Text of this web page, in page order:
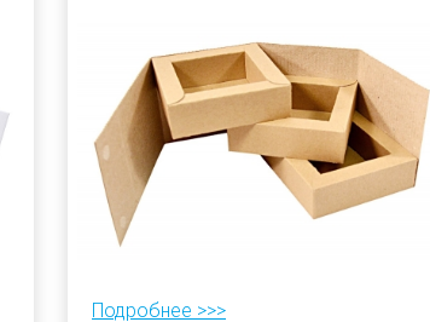
Подробнее >>>